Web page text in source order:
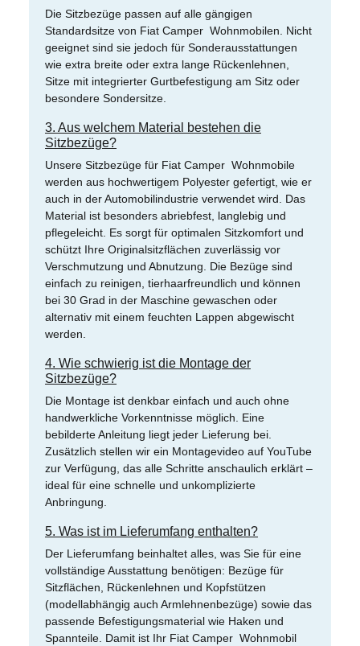
Die Sitzbezüge passen auf alle gängigen
Standardsitze von Fiat Camper Wohnmobilen. Nicht
geeignet sind sie jedoch für Sonderausstattungen
wie extra breite oder extra lange Rückenlehnen,
Sitze mit integrierter Gurtbefestigung am Sitz oder
besondere Sondersitze.
3. Aus welchem Material bestehen die
Sitzbezüge?
Unsere Sitzbezüge für Fiat Camper Wohnmobile
werden aus hochwertigem Polyester gefertigt, wie er
auch in der Automobilindustrie verwendet wird. Das
Material ist besonders abriebfest, langlebig und
pflegeleicht. Es sorgt für optimalen Sitzkomfort und
schützt Ihre Originalsitzflächen zuverlässig vor
Verschmutzung und Abnutzung. Die Bezüge sind
einfach zu reinigen, tierhaarfreundlich und können
bei 30 Grad in der Maschine gewaschen oder
alternativ mit einem feuchten Lappen abgewischt
werden.
4. Wie schwierig ist die Montage der
Sitzbezüge?
Die Montage ist denkbar einfach und auch ohne
handwerkliche Vorkenntnisse möglich. Eine
bebilderte Anleitung liegt jeder Lieferung bei.
Zusätzlich stellen wir ein Montagevideo auf YouTube
zur Verfügung, das alle Schritte anschaulich erklärt –
ideal für eine schnelle und unkomplizierte
Anbringung.
5. Was ist im Lieferumfang enthalten?
Der Lieferumfang beinhaltet alles, was Sie für eine
vollständige Ausstattung benötigen: Bezüge für
Sitzflächen, Rückenlehnen und Kopfstützen
(modellabhängig auch Armlehnenbezüge) sowie das
passende Befestigungsmaterial wie Haken und
Spannteile. Damit ist Ihr Fiat Camper Wohnmobil